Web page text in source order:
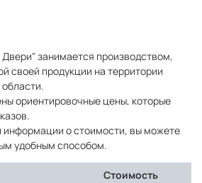
занимается производством,
своей продукции на территории
ориентировочные цены, которые
информации о стоимости, вы можете
удобным способом.
Стоимость